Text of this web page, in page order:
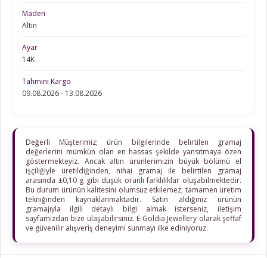
Maden
Altın
Ayar
14K
Tahmini Kargo
09.08.2026 - 13.08.2026
Değerli Müşterimiz; ürün bilgilerinde belirtilen gramaj
değerlerini mümkün olan en hassas şekilde yansıtmaya özen
göstermekteyiz. Ancak altın ürünlerimizin büyük bölümü el
işçiliğiyle üretildiğinden, nihai gramaj ile belirtilen gramaj
arasında ±0,10 g gibi düşük oranlı farklılıklar oluşabilmektedir.
Bu durum ürünün kalitesini olumsuz etkilemez; tamamen üretim
tekniğinden kaynaklanmaktadır. Satın aldığınız ürünün
gramajıyla ilgili detaylı bilgi almak isterseniz, iletişim
sayfamızdan bize ulaşabilirsiniz. E-Goldia Jewellery olarak şeffaf
ve güvenilir alışveriş deneyimi sunmayı ilke ediniyoruz.